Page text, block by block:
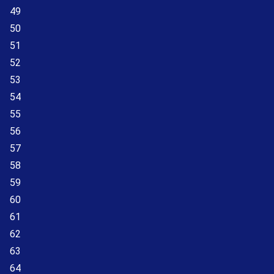
49
50
51
52
53
54
55
56
57
58
59
60
61
62
63
64